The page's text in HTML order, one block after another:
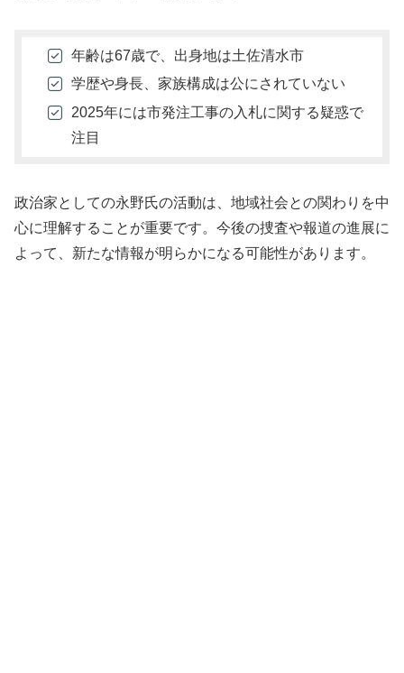
年齢は67歳で、出身地は土佐清水市
学歴や身長、家族構成は公にされていない
2025年には市発注工事の入札に関する疑惑で
注目
政治家としての永野氏の活動は、地域社会との関わりを中
心に理解することが重要です。今後の捜査や報道の進展に
よって、新たな情報が明らかになる可能性があります。